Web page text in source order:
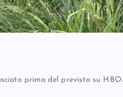
prima del previsto su HBO.